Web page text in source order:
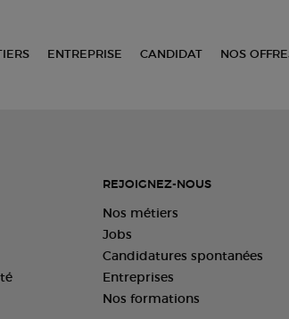
ENTREPRISE CANDIDAT NOS
REJOIGNEZ-NOUS
Nos métiers
Jobs
Candidatures spontanées
Entreprises
Nos formations